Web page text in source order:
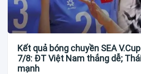
Kết quả bóng chuyền SEA
7/8: ĐT Việt Nam thắng dễ;
mạnh